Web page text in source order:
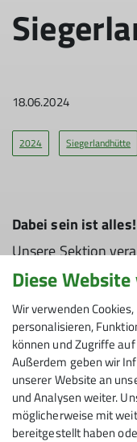
18.06.2024
2024 Siegerlandhütte
Dabei sein ist alles!
Unsere Sektion
zum 800-jährigen
„Siegerlandhütte
Wander- und
des Wortes zum
Stadtjubiläums
Der Start kann in
1500 Höhenmeter
bewältigen. Die
Diese
Wir verwenden
personalisieren,
können und Zugriffe
Außerdem geben wir
unserer Website an
und Analysen weiter.
möglicherweise mit
bereitgestellt haben